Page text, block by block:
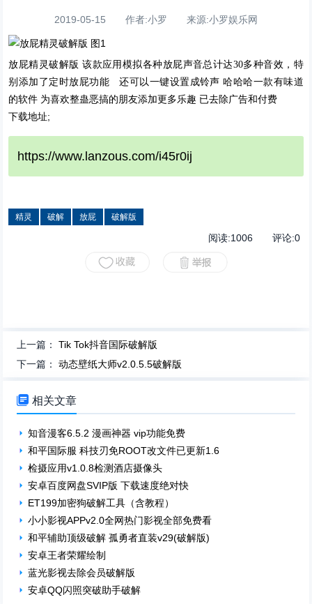
2019-05-15 作者:小罗 来源:小罗娱乐网
放屁精灵破解版 该款应用模拟各种放屁声音总计达30多种音效，特
别添加了定时放屁功能 还可以一键设置成铃声 哈哈哈一款有味道
的软件 为喜欢整蛊恶搞的朋友添加更多乐趣 已去除广告和付费
下载地址;
https://www.lanzous.com/i45r0ij
精灵 破解 放屁 破解版
阅读:1006评论:0
上一篇：Tik Tok抖音国际破解版
下一篇：动态壁纸大师v2.0.5.5破解版
 相关文章
知音漫客6.5.2 漫画神器 vip功能免费
和平国际服 科技刃免ROOT改文件已更新1.6
检摄应用v1.0.8检测酒店摄像头
安卓百度网盘SVIP版 下载速度绝对快
ET199加密狗破解工具（含教程）
小小影视APPv2.0全网热门影视全部免费看
和平辅助顶级破解 孤勇者直装v29(破解版)
安卓王者荣耀绘制
蓝光影视去除会员破解版
安卓QQ闪照突破助手破解